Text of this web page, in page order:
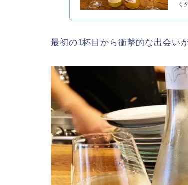
く
最初の1杯目から衝撃的な出会いが